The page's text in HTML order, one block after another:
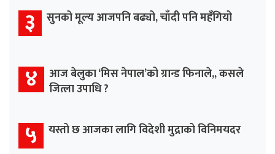
३ सुनको मूल्य आजपनि बढ्यो, चाँदी पनि महँगियो
४ आज बेलुका ‘मिस नेपाल’को ग्रान्ड फिनाले,, कसले
जित्ला उपाधि ?
५ यस्तो छ आजका लागि विदेशी मुद्राको विनिमयदर